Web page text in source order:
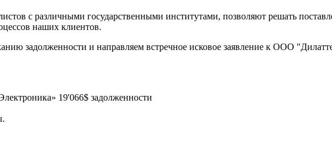
с различными государственными институтами, позволяют решать
наших клиентов.
задолженности и направляем встречное исковое заявление к ООО
19'066$ задолженности